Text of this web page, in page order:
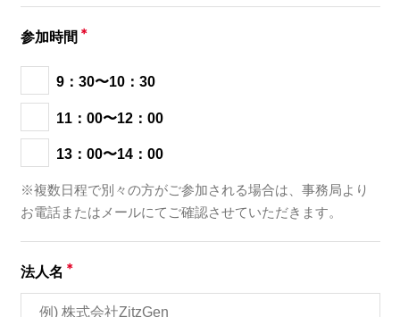
参加時間＊
9：30〜10：30
11：00〜12：00
13：00〜14：00
※複数日程で別々の方がご参加される場合は、事務局より
お電話またはメールにてご確認させていただきます。
法人名 ＊